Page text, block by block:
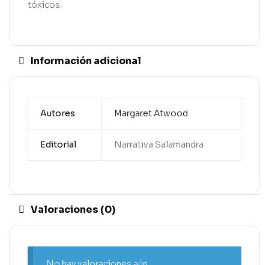
tóxicos.
Información adicional
Autores Margaret Atwood
Editorial Narrativa Salamandra
Valoraciones (0)